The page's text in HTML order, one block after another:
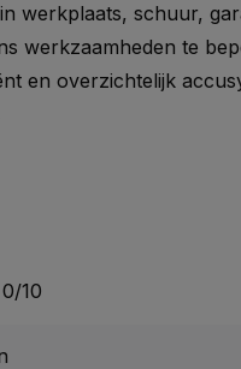
werkplaats, schuur,
werkzaamheden te
en overzichtelijk
0/10